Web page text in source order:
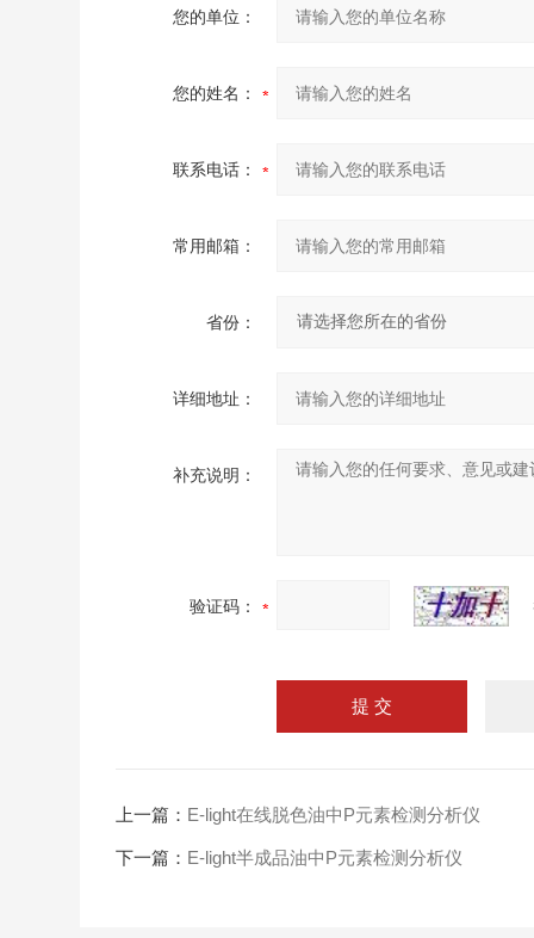
您的单位：
您的姓名：
联系电话：
常用邮箱：
省份：
详细地址：
补充说明：
验证码：
上一篇： E-light在线脱色油中P元素检测分析仪
下一篇： E-light半成品油中P元素检测分析仪